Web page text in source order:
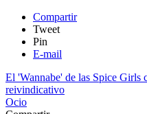
Compartir
Tweet
Pin
E-mail
El 'Wannabe' de las Spice Girls
reivindicativo
Ocio